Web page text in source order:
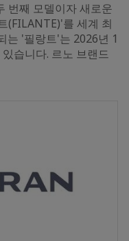
번째 모델이자 새로운
(FILANTE)'를 세계 최
는 '필랑트'는 2026년 1
습니다. 르노 브랜드